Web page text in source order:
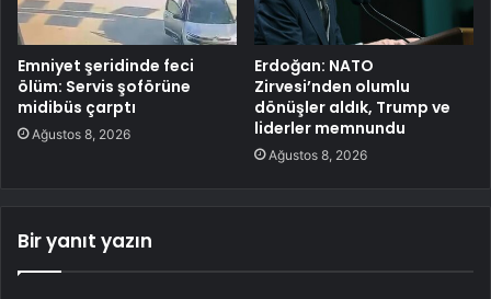
Emniyet şeridinde feci
ölüm: Servis şoförüne
midibüs çarptı
Ağustos 8, 2026
Erdoğan: NATO
Zirvesi’nden olumlu
dönüşler aldık, Trump ve
liderler memnundu
Ağustos 8, 2026
Bir yanıt yazın